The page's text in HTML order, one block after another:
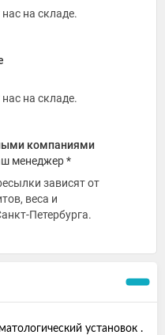
на складе.
на складе.
компаниями
менеджер *
зависят от
веса и
Петербурга.
установок .